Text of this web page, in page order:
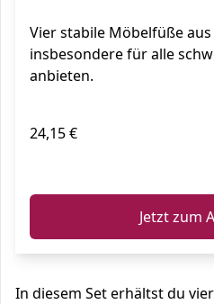
Vier stabile Möbelfüße
insbesondere für alle
anbieten.
24,15 €
Jetzt zum
In diesem Set erhältst du